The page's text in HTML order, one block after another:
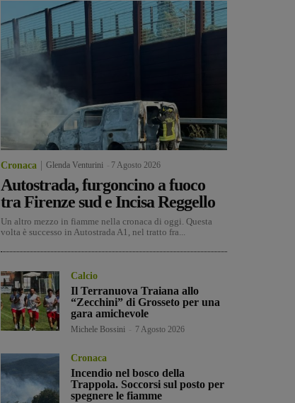
Cronaca Glenda Venturini 7 Agosto 2026
Autostrada, furgoncino a fuoco
tra Firenze sud e Incisa Reggello
Un altro mezzo in fiamme nella cronaca di oggi. Questa
volta è successo in Autostrada A1, nel tratto fra...
Calcio
Il Terranuova Traiana allo
“Zecchini” di Grosseto per una
gara amichevole
Michele Bossini 7 Agosto 2026
Cronaca
Incendio nel bosco della
Trappola. Soccorsi sul posto per
spegnere le fiamme